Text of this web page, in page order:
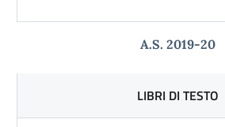
A.S. 2019-20
LIBRI DI TESTO